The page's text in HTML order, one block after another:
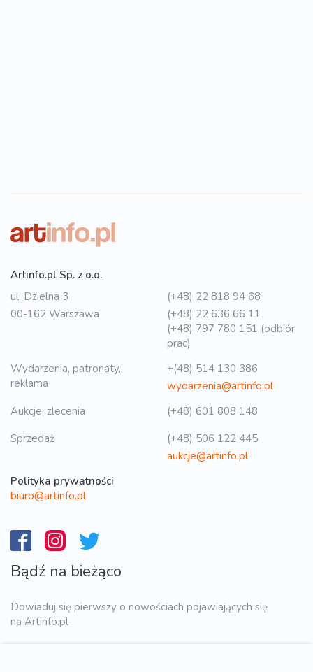
Artinfo.pl Sp. z o.o.
ul. Dzielna 3
00-162 Warszawa
(+48) 22 818 94 68
(+48) 22 636 66 11
(+48) 797 780 151 (odbiór
prac)
Wydarzenia, patronaty,
reklama
+(48) 514 130 386
wydarzenia@artinfo.pl
Aukcje, zlecenia
(+48) 601 808 148
Sprzedaż
(+48) 506 122 445
aukcje@artinfo.pl
Polityka prywatności
biuro@artinfo.pl
Bądź na bieżąco
Dowiaduj się pierwszy o nowościach pojawiających się
na Artinfo.pl